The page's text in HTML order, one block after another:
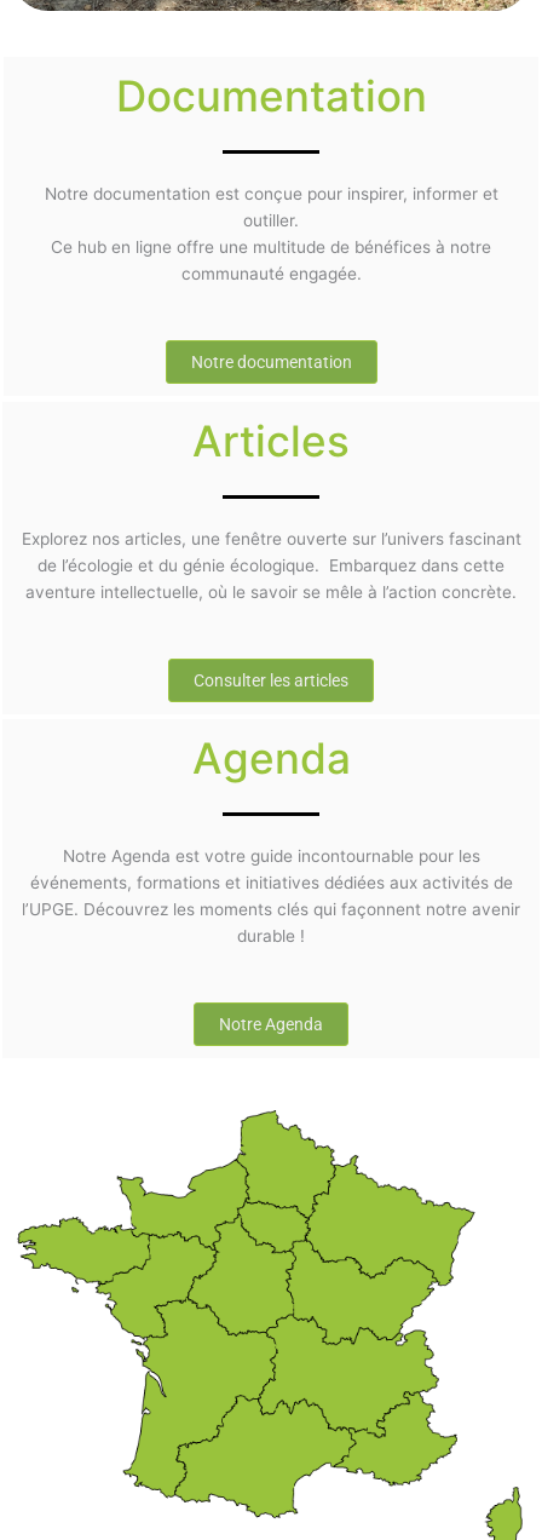
Documentation
Notre documentation est conçue pour inspirer, informer et
outiller.
Ce hub en ligne offre une multitude de bénéfices à notre
communauté engagée.
Notre documentation
Articles
Explorez nos articles, une fenêtre ouverte sur l’univers fascinant
de l’écologie et du génie écologique. Embarquez dans cette
aventure intellectuelle, où le savoir se mêle à l’action concrète.
Consulter les articles
Agenda
Notre Agenda est votre guide incontournable pour les
événements, formations et initiatives dédiées aux activités de
l’UPGE. Découvrez les moments clés qui façonnent notre avenir
durable !
Notre Agenda